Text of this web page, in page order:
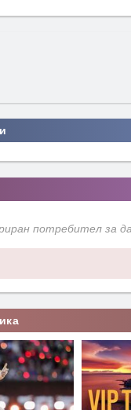
потребител за